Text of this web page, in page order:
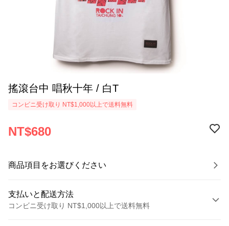
搖滾台中 唱秋十年 / 白T
コンビニ受け取り NT$1,000以上で送料無料
NT$680
商品項目をお選びください
支払いと配送方法
コンビニ受け取り NT$1,000以上で送料無料